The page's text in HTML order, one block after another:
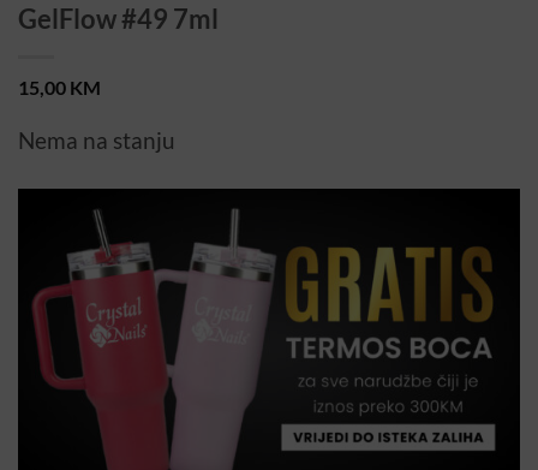
GelFlow #49 7ml
15,00 KM
Nema na stanju